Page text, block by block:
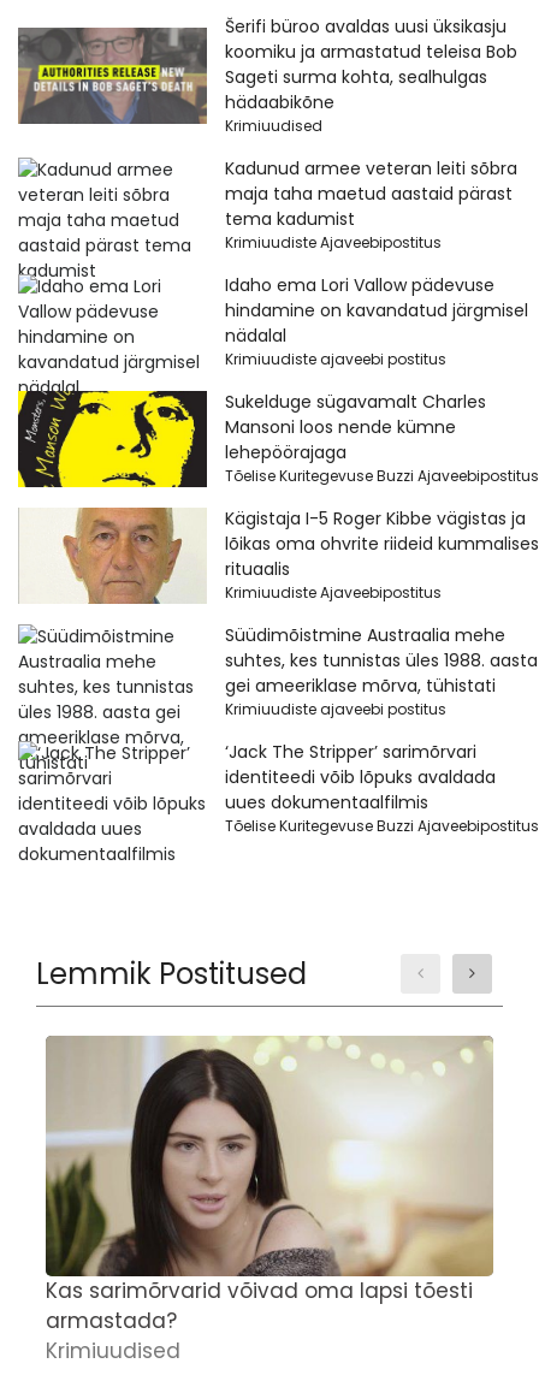
Šerifi büroo avaldas uusi üksikasju
koomiku ja armastatud teleisa Bob
Sageti surma kohta, sealhulgas
hädaabikõne
Krimiuudised
Kadunud armee veteran leiti sõbra
maja taha maetud aastaid pärast
tema kadumist
Krimiuudiste Ajaveebipostitus
Idaho ema Lori Vallow pädevuse
hindamine on kavandatud järgmisel
nädalal
Krimiuudiste ajaveebi postitus
Sukelduge sügavamalt Charles
Mansoni loos nende kümne
lehepöörajaga
Tõelise Kuritegevuse Buzzi Ajaveebipostitus
Kägistaja I-5 Roger Kibbe vägistas ja
lõikas oma ohvrite riideid kummalises
rituaalis
Krimiuudiste Ajaveebipostitus
Süüdimõistmine Austraalia mehe
suhtes, kes tunnistas üles 1988. aasta
gei ameeriklase mõrva, tühistati
Krimiuudiste ajaveebi postitus
‘Jack The Stripper’ sarimõrvari
identiteedi võib lõpuks avaldada
uues dokumentaalfilmis
Tõelise Kuritegevuse Buzzi Ajaveebipostitus
Lemmik Postitused
Kas sarimõrvarid võivad oma lapsi tõesti
armastada?
Krimiuudised